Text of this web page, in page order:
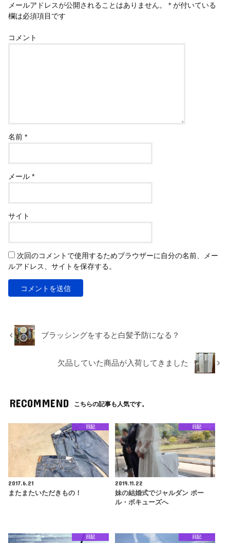
メールアドレスが公開されることはありません。 * が付いている
欄は必須項目です
コメント
名前*
メール*
サイト
次回のコメントで使用するためブラウザーに自分の名前、メー
ルアドレス、サイトを保存する。
ブラッシングをすると白髪予防になる？
欠品していた商品が入荷してきました
RECOMMEND こちらの記事も人気です。
日記
2017.6.21
またまたいただきもの！
日記
2019.11.22
妹の結婚式でジャルダン ポー
ル・ボキューズへ
日記 日記